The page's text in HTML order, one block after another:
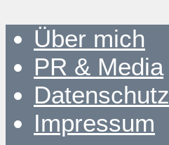
Über mich
PR & Media
Datenschutz
Impressum